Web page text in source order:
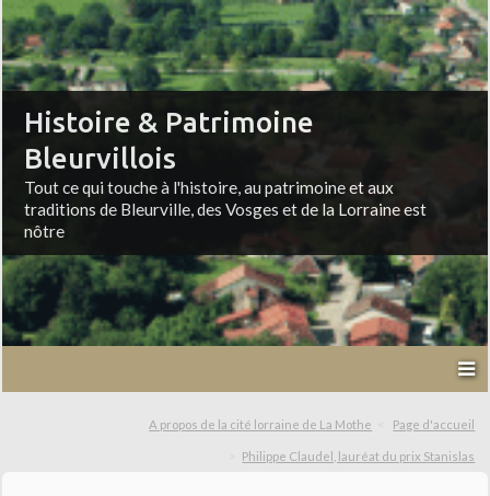
Histoire & Patrimoine
Bleurvillois
Tout ce qui touche à l'histoire, au patrimoine et aux
traditions de Bleurville, des Vosges et de la Lorraine est
nôtre
A propos de la cité lorraine de La Mothe Page d'accueil
Philippe Claudel, lauréat du prix Stanislas